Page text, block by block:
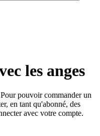
les anges
pouvoir commander un
en tant qu'abonné, des
avec votre compte.